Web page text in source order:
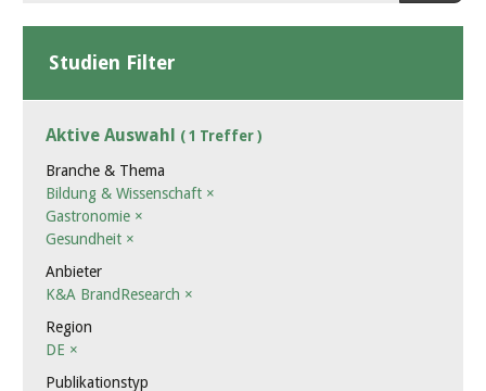
Studien Filter
Aktive Auswahl ( 1 Treffer )
Branche & Thema
Bildung & Wissenschaft ×
Gastronomie ×
Gesundheit ×
Anbieter
K&A BrandResearch ×
Region
DE ×
Publikationstyp